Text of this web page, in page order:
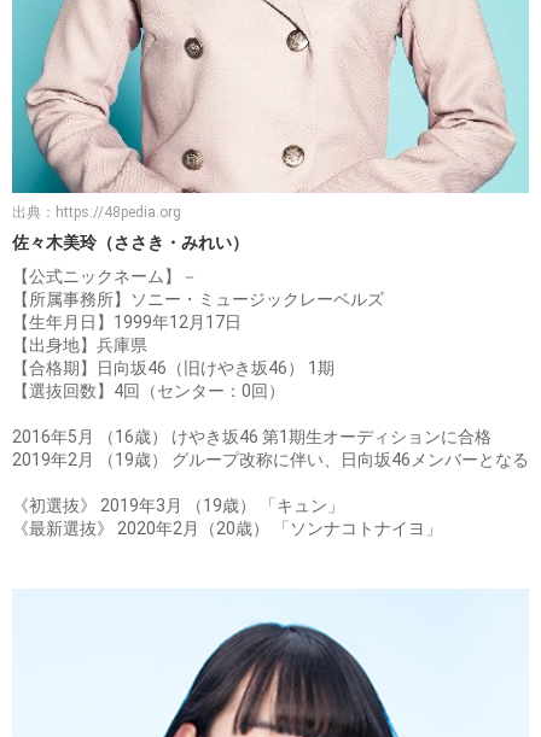
出典： https://48pedia.org
佐々木美玲（ささき・みれい）
【公式ニックネーム】－
【所属事務所】ソニー・ミュージックレーベルズ
【生年月日】1999年12月17日
【出身地】兵庫県
【合格期】日向坂46（旧けやき坂46） 1期
【選抜回数】4回（センター：0回）
2016年5月 （16歳） けやき坂46 第1期生オーディションに合格
2019年2月 （19歳） グループ改称に伴い、日向坂46メンバーとなる
《初選抜》 2019年3月 （19歳） 「キュン」
《最新選抜》 2020年2月（20歳） 「ソンナコトナイヨ」